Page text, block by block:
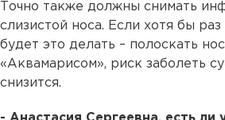
Точно также должны снимать
слизистой носа. Если хотя бы
будет это делать – полоскать
«Аквамарисом», риск заболеть
снизится.